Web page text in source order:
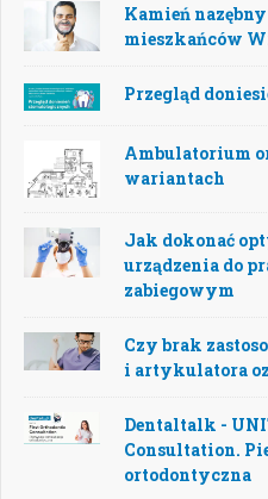
Kamień
mieszkańców
Przegląd
Ambulatorium
wariantach
Jak dokonać
urządzenia do
zabiegowym
Czy brak
i artykulatora
Dentaltalk -
Consultation.
ortodontyczna